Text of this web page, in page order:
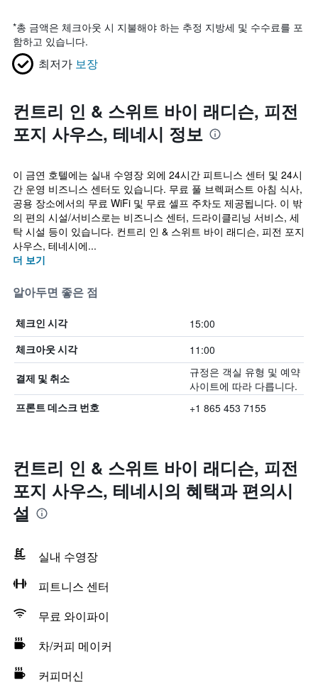
*총 금액은 체크아웃 시 지불해야 하는 추정 지방세 및 수수료를 포
함하고 있습니다.
최저가 보장
컨트리 인 & 스위트 바이 래디슨, 피전
포지 사우스, 테네시 정보
이 금연 호텔에는 실내 수영장 외에 24시간 피트니스 센터 및 24시
간 운영 비즈니스 센터도 있습니다. 무료 풀 브렉퍼스트 아침 식사,
공용 장소에서의 무료 WiFi 및 무료 셀프 주차도 제공됩니다. 이 밖
의 편의 시설/서비스로는 비즈니스 센터, 드라이클리닝 서비스, 세
탁 시설 등이 있습니다. 컨트리 인 & 스위트 바이 래디슨, 피전 포지
사우스, 테네시에...
더 보기
알아두면 좋은 점
체크인 시각 15:00
체크아웃 시각 11:00
결제 및 취소
규정은 객실 유형 및 예약
사이트에 따라 다릅니다.
프론트 데스크 번호 +1 865 453 7155
컨트리 인 & 스위트 바이 래디슨, 피전
포지 사우스, 테네시의 혜택​과 편의시
설
실내 수영장
피트니스 센터
무료 와이파이
차/커피 메이커
커피머신